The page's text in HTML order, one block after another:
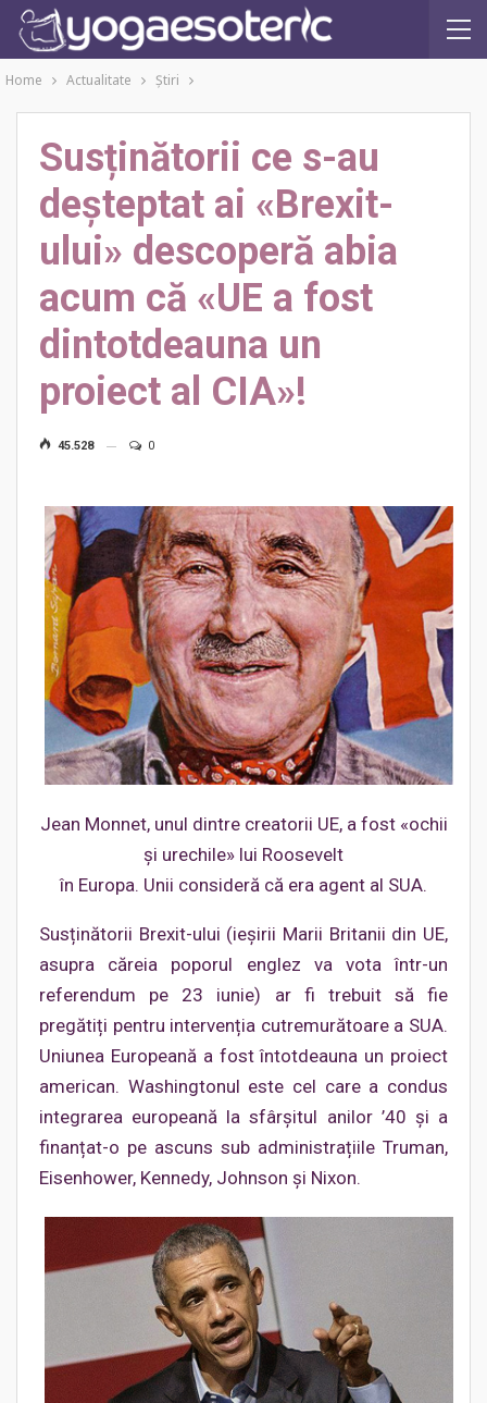
Home Actualitate Ştiri
Susținătorii ce s-au
deșteptat ai «Brexit-
ului» descoperă abia
acum că «UE a fost
dintotdeauna un
proiect al CIA»!
45.528 0
Jean Monnet, unul dintre creatorii UE, a fost «ochii
și urechile» lui Roosevelt
în Europa. Unii consideră că era agent al SUA.
Susținătorii Brexit-ului (ieșirii Marii Britanii din UE,
asupra căreia poporul englez va vota într-un
referendum pe 23 iunie) ar fi trebuit să fie
pregătiți pentru intervenția cutremurătoare a SUA.
Uniunea Europeană a fost întotdeauna un proiect
american. Washingtonul este cel care a condus
integrarea europeană la sfârșitul anilor ’40 și a
finanțat-o pe ascuns sub administrațiile Truman,
Eisenhower, Kennedy, Johnson și Nixon.